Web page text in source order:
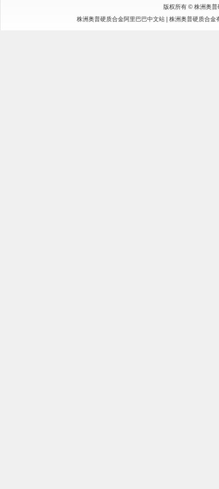
版权所有 © 株洲奥普
株洲奥普硬质合金阿里巴巴中文站| 株洲奥普硬质合金